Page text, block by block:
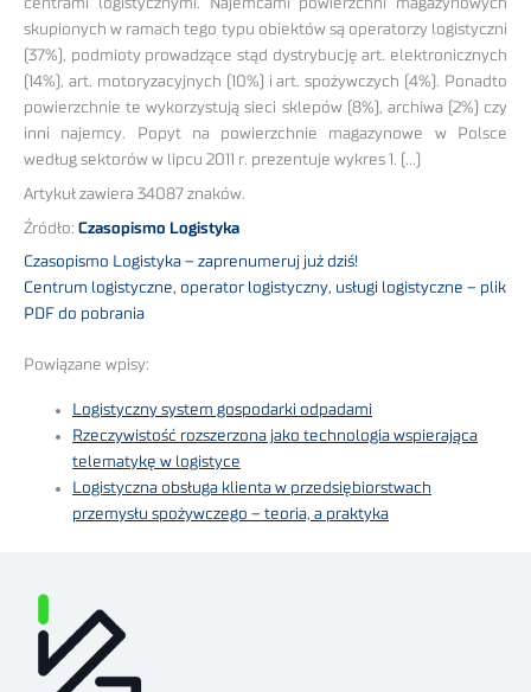
centrami logistycznymi. Najemcami powierzchni magazynowych
skupionych w ramach tego typu obiektów są operatorzy logistyczni
(37%), podmioty prowadzące stąd dystrybucję art. elektronicznych
(14%), art. motoryzacyjnych (10%) i art. spożywczych (4%). Ponadto
powierzchnie te wykorzystują sieci sklepów (8%), archiwa (2%) czy
inni najemcy. Popyt na powierzchnie magazynowe w Polsce
według sektorów w lipcu 2011 r. prezentuje wykres 1. (…)
Artykuł zawiera 34087 znaków.
Źródło: Czasopismo Logistyka
Czasopismo Logistyka – zaprenumeruj już dziś!
Centrum logistyczne, operator logistyczny, usługi logistyczne – plik
PDF do pobrania
Powiązane wpisy:
Logistyczny system gospodarki odpadami
Rzeczywistość rozszerzona jako technologia wspierająca
telematykę w logistyce
Logistyczna obsługa klienta w przedsiębiorstwach
przemysłu spożywczego – teoria, a praktyka